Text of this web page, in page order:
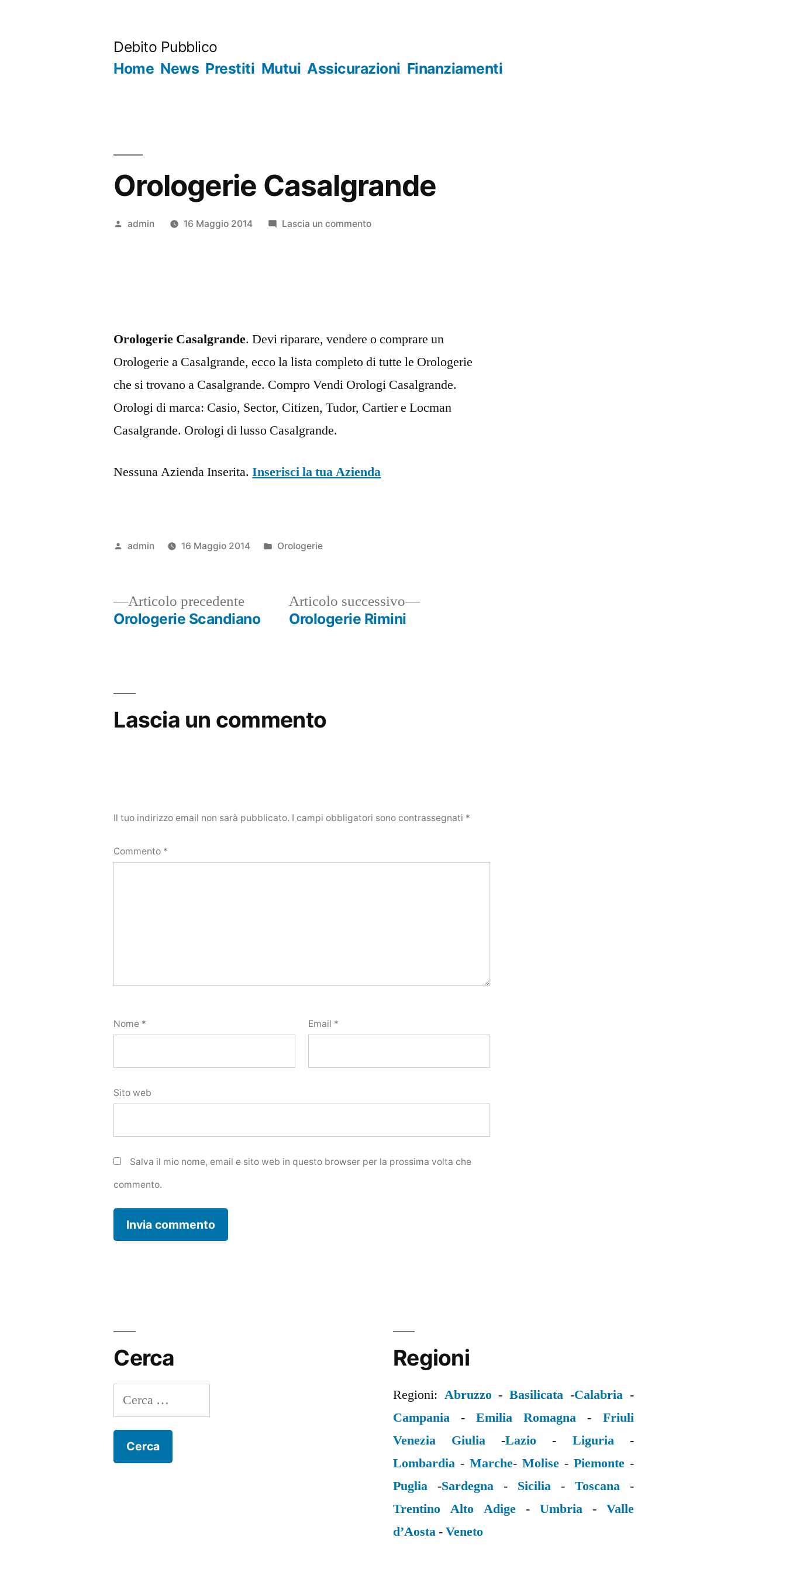
Debito Pubblico
Home News Prestiti Mutui Assicurazioni Finanziamenti
Orologerie Casalgrande
Pubblicato
admin 16 Maggio 2014 Lascia un commentosu
Orologerie Casalgrande. Devi riparare, vendere o comprare un
Orologerie a Casalgrande, ecco la lista completo di tutte le Orologerie
che si trovano a Casalgrande. Compro Vendi Orologi Casalgrande.
Orologi di marca: Casio, Sector, Citizen, Tudor, Cartier e Locman
Casalgrande. Orologi di lusso Casalgrande.
Nessuna Azienda Inserita. Inserisci la tua Azienda
Pubblicato
admin 16 Maggio 2014
Pubblicato
Orologerie
Navigazione
Articolo precedenteArticolo
precedente:
Orologerie Scandiano
Articolo successivo
Articolo
Orologerie Rimini
Lascia un commento
Il tuo indirizzo email non sarà pubblicato. I campi obbligatori sono contrassegnati *
Commento *
Nome * Email *
Sito web
Salva il mio nome, email e sito web in questo browser per la prossima volta che
commento.
Cerca
Ricerca
per:
Regioni
Regioni: Abruzzo-Basilicata -Calabria-
Campania -Emilia Romagna - Friuli
Venezia Giulia -Lazio - Liguria-
Lombardia - Marche- Molise- Piemonte-
Puglia -Sardegna- Sicilia- Toscana-
Trentino Alto Adige- Umbria- Valle
d’Aosta-Veneto